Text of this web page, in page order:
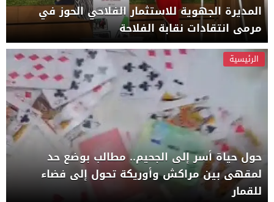
المديرة الجهوية للاستثمار الفلاحي الحوز في
مرمى انتقادات نقابة الفلاحة
الرئيسية
حول حياة أسر إلى الجحيم.. مطالب بوضع حد
لمقهى بين مراكش وأوريكة تحول إلى فضاء
للقمار